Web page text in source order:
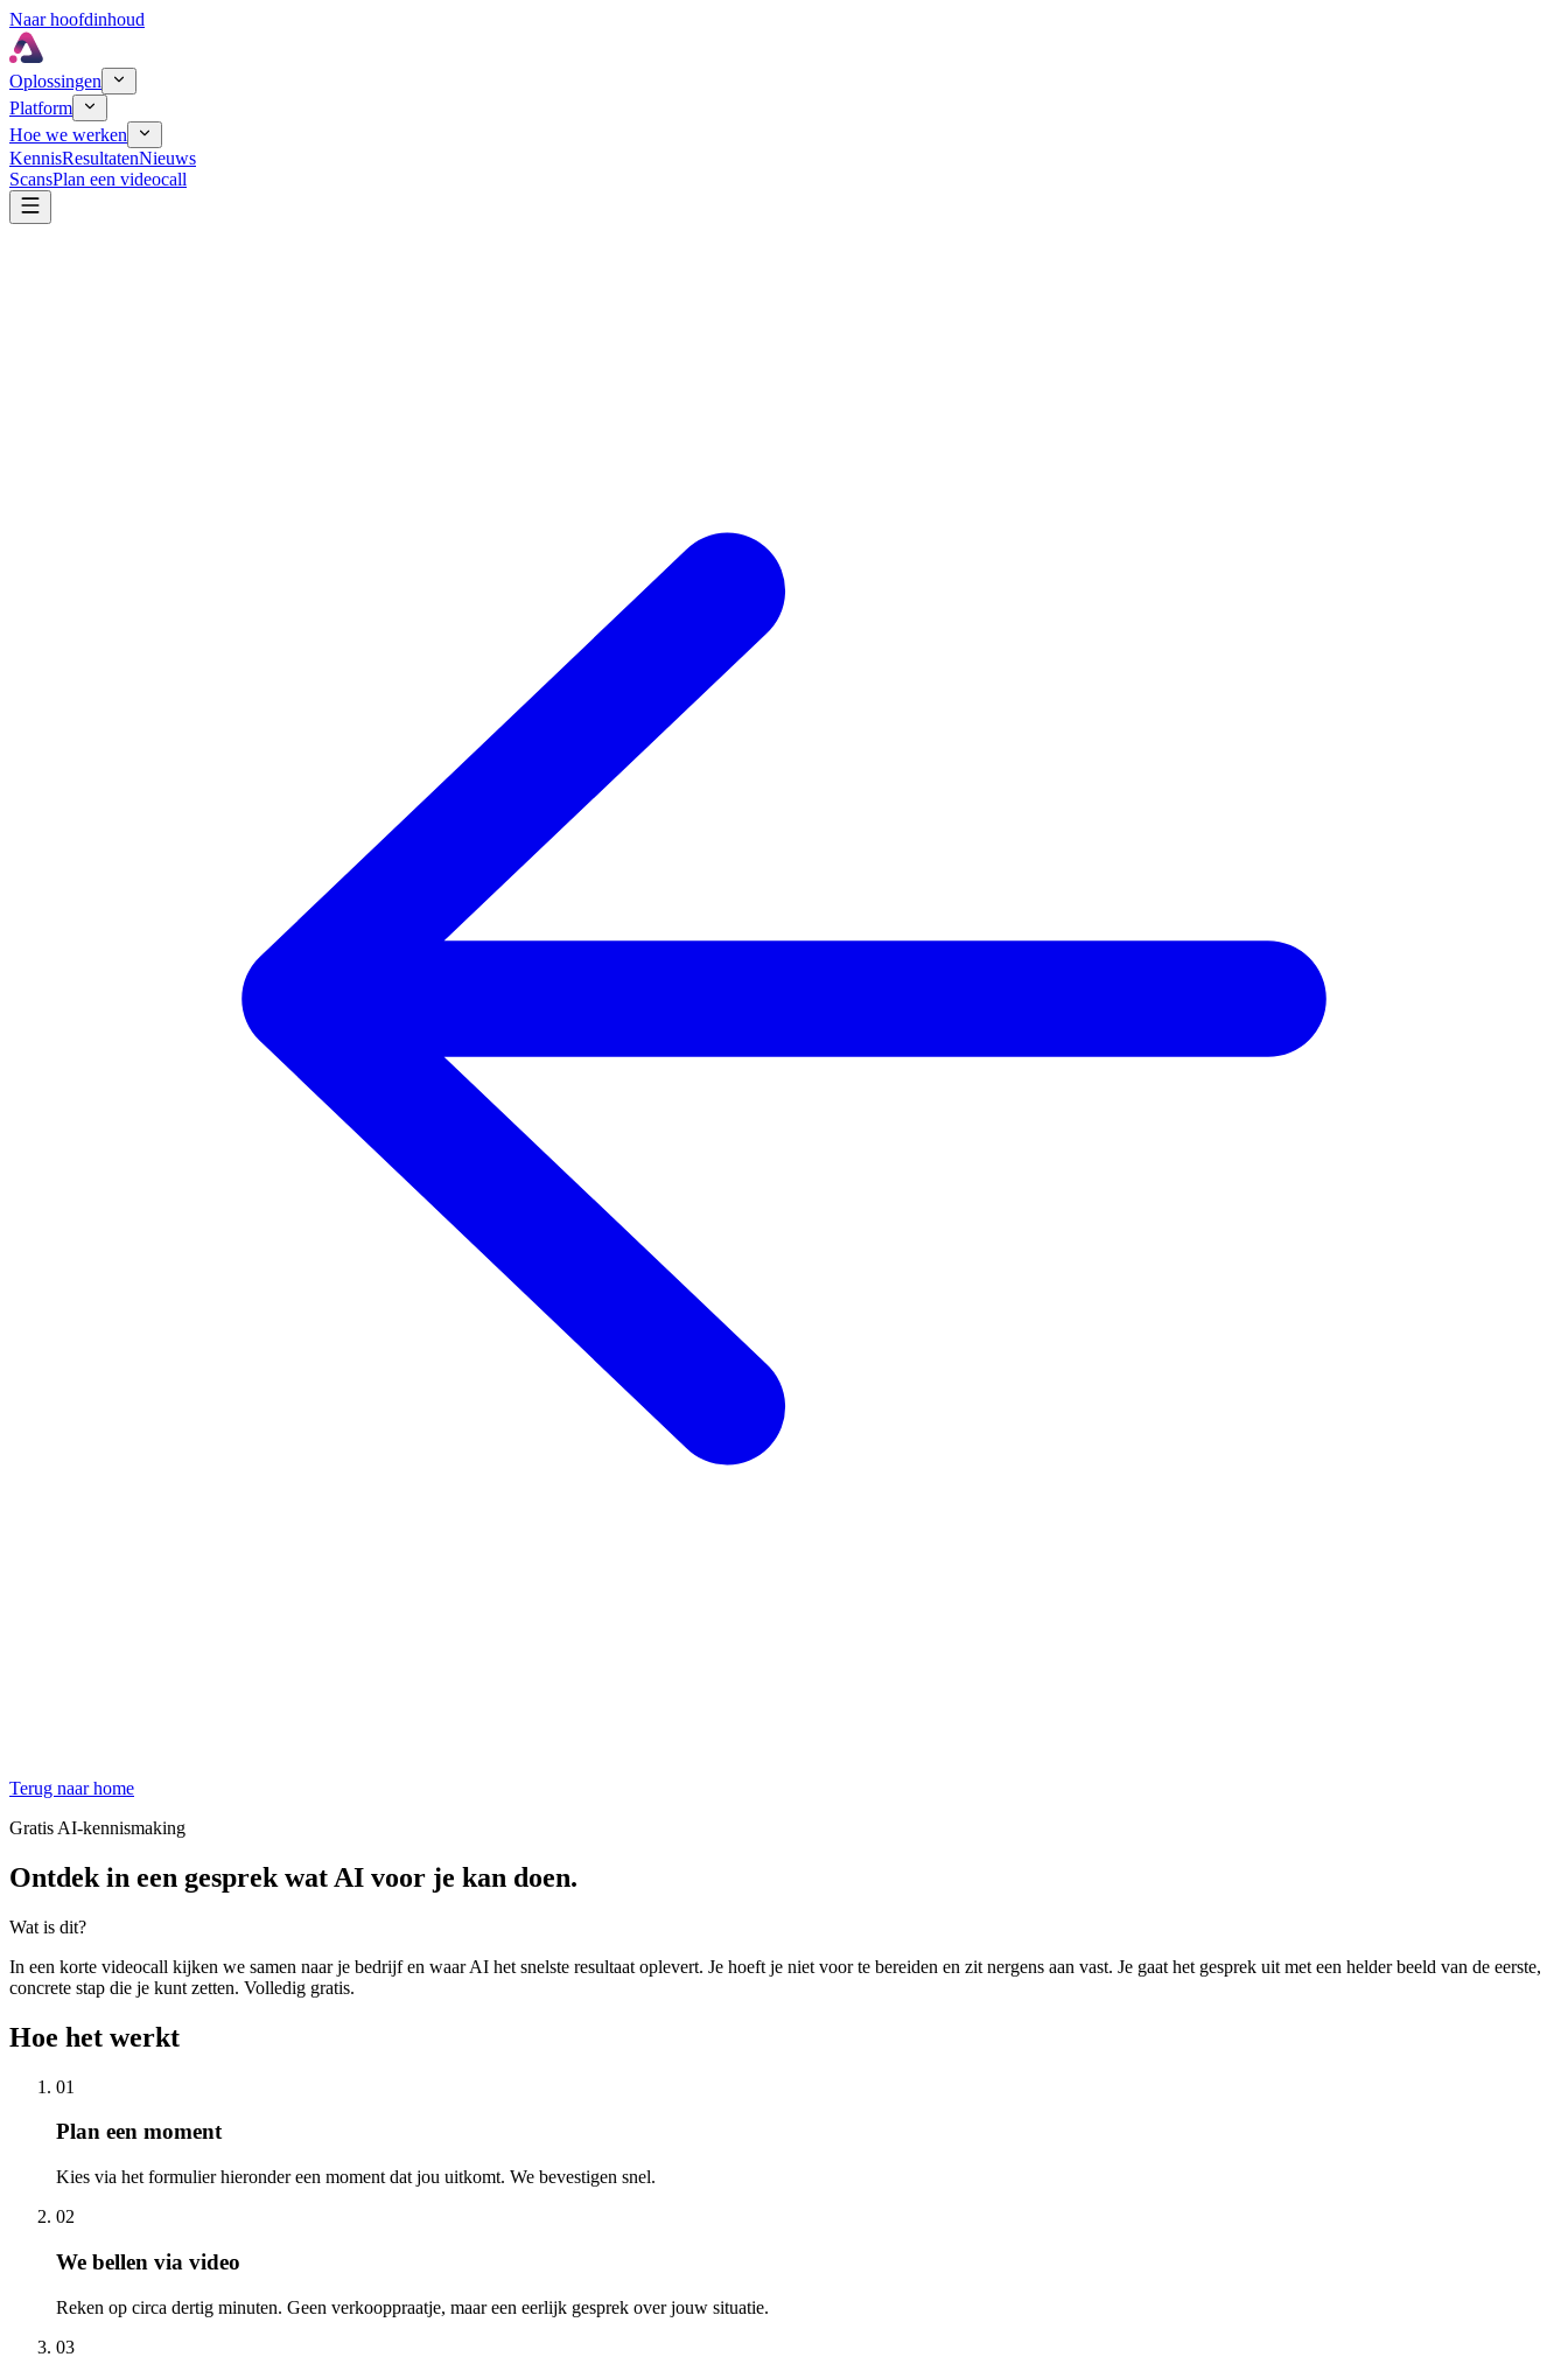
Naar hoofdinhoud
Oplossingen
Platform
Hoe we werken
KennisResultatenNieuws
ScansPlan een videocall
Terug naar home
Gratis AI-kennismaking
Ontdek in een gesprek wat AI voor je kan doen.
Wat is dit?
In een korte videocall kijken we samen naar je bedrijf en waar AI het snelste resultaat oplevert. Je hoeft je niet voor te bereiden en zit nergens aan vast. Je gaat het gesprek uit met een helder beeld van de eerste,
concrete stap die je kunt zetten. Volledig gratis.
Hoe het werkt
01
Plan een moment
Kies via het formulier hieronder een moment dat jou uitkomt. We bevestigen snel.
02
We bellen via video
Reken op circa dertig minuten. Geen verkooppraatje, maar een eerlijk gesprek over jouw situatie.
03